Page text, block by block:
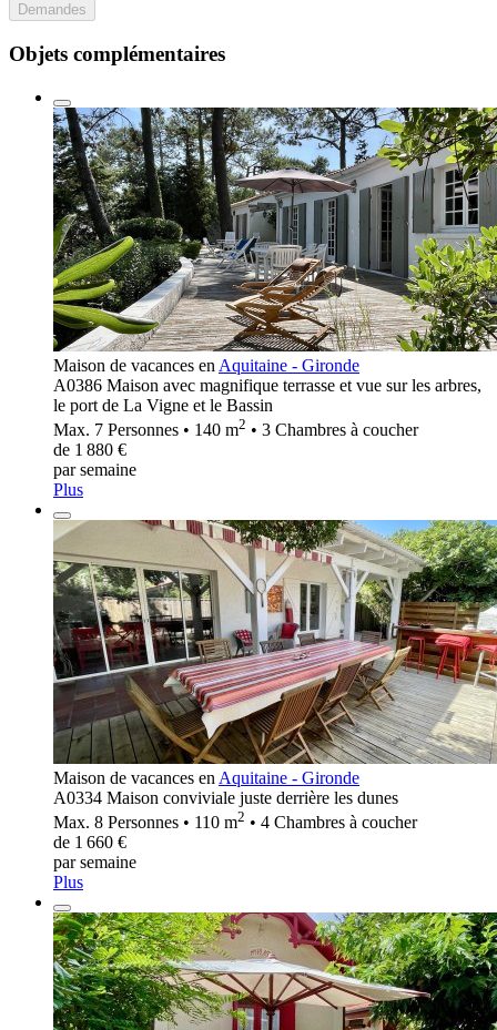
Demandes
Objets complémentaires
Maison de vacances en Aquitaine - Gironde
A0386 Maison avec magnifique terrasse et vue sur les arbres,
le port de La Vigne et le Bassin
Max. 7 Personnes • 140 m2 • 3 Chambres à coucher
de 1 880 €
par semaine
Plus
Maison de vacances en Aquitaine - Gironde
A0334 Maison conviviale juste derrière les dunes
Max. 8 Personnes • 110 m2 • 4 Chambres à coucher
de 1 660 €
par semaine
Plus